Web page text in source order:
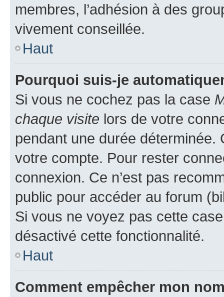
membres, l’adhésion à des
vivement conseillée.
Haut
Pourquoi suis-je
Si vous ne cochez pas la case
chaque visite lors de votre
pendant une durée déterminée.
votre compte. Pour rester
connexion. Ce n’est pas
public pour accéder au forum
Si vous ne voyez pas cette
désactivé cette fonctionnalité.
Haut
Comment empêcher mon